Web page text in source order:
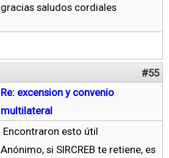
gracias saludos cordiales
#55
Re: excension y convenio
multilateral
Encontraron esto útil
Anónimo, si SIRCREB te retiene, es